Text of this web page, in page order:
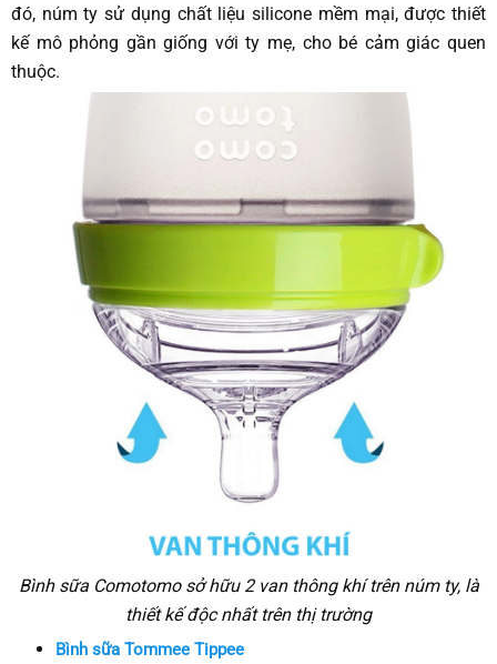
đó, núm ty sử dụng chất liệu silicone mềm mại, được thiết
kế mô phỏng gần giống với ty mẹ, cho bé cảm giác quen
thuộc.
Bình sữa Comotomo sở hữu 2 van thông khí trên núm ty, là
thiết kế độc nhất trên thị trường
Bình sữa Tommee Tippee